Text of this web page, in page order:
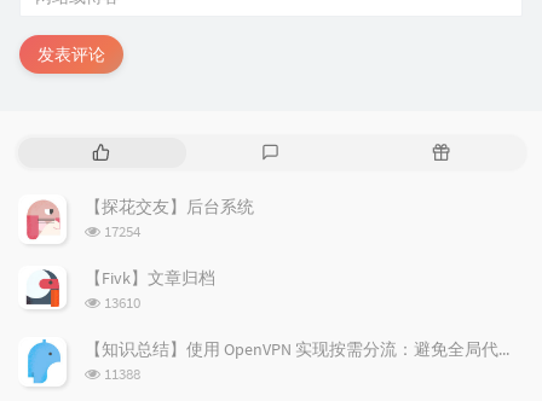
发表评论
热
文
章
随
【探花交友】后台系统
浏
次
17254
【Fivk】文章归档
浏
次
数:
13610
【知识总结】使用 OpenVPN 实现按需分流：避免全局代理泄露隐私
浏
11388